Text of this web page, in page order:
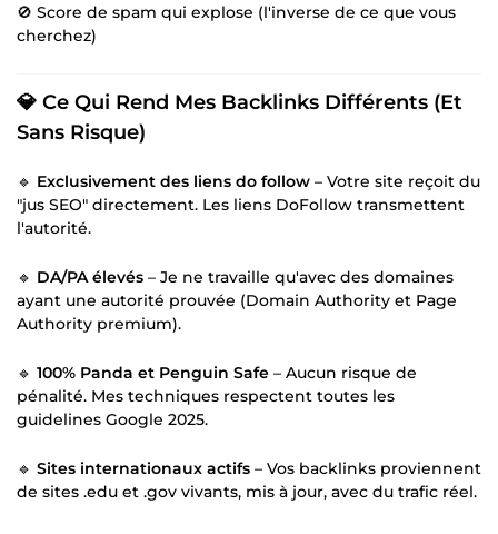
🚫 Score de spam qui explose (l'inverse de ce que vous
cherchez)
💎 Ce Qui Rend Mes Backlinks Différents (Et
Sans Risque)
🔹 Exclusivement des liens do follow – Votre site reçoit du
"jus SEO" directement. Les liens DoFollow transmettent
l'autorité.
🔹 DA/PA élevés – Je ne travaille qu'avec des domaines
ayant une autorité prouvée (Domain Authority et Page
Authority premium).
🔹 100% Panda et Penguin Safe – Aucun risque de
pénalité. Mes techniques respectent toutes les
guidelines Google 2025.
🔹 Sites internationaux actifs – Vos backlinks proviennent
de sites .edu et .gov vivants, mis à jour, avec du trafic réel.